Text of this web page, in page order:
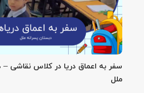
سفر به اعماق دریا در کلاس نقاشی –
ملل